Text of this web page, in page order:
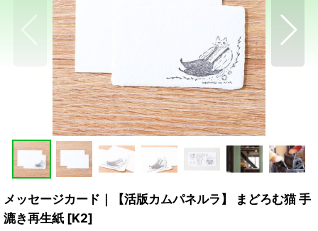
メッセージカード｜【活版カムパネルラ】 まどろむ猫 手
漉き再生紙 [K2]